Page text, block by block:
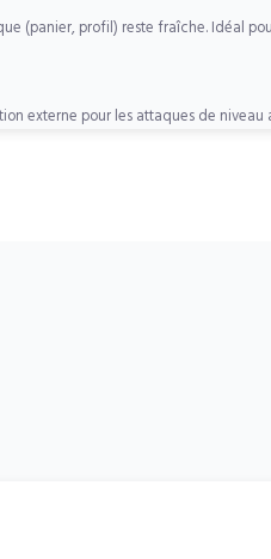
(panier, profil) reste fraîche. Idéal
externe pour les attaques de